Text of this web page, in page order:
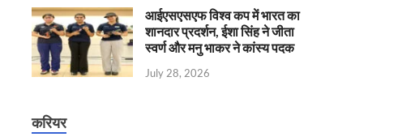
आईएसएसएफ विश्व कप में भारत का
शानदार प्रदर्शन, ईशा सिंह ने जीता
स्वर्ण और मनु भाकर ने कांस्य पदक
July 28, 2026
करियर